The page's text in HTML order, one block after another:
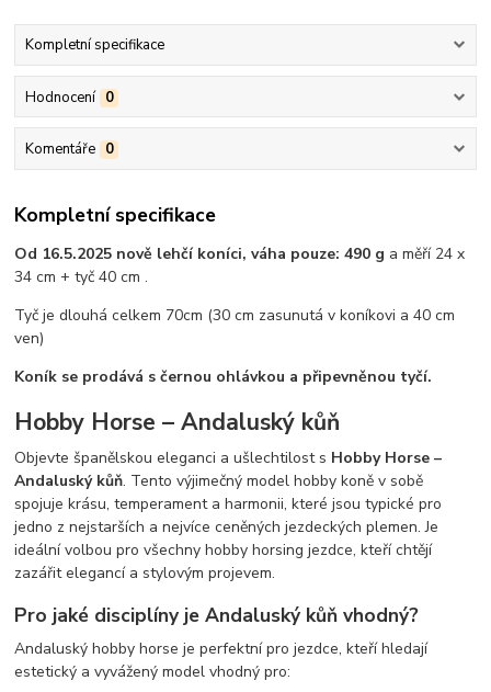
Kompletní specifikace
Hodnocení 0
Komentáře 0
Kompletní specifikace
Od 16.5.2025 nově lehčí koníci, váha pouze: 490 g a měří 24 x
34 cm + tyč 40 cm .
Tyč je dlouhá celkem 70cm (30 cm zasunutá v koníkovi a 40 cm
ven)
Koník se prodává s černou ohlávkou a připevněnou tyčí.
Hobby Horse – Andaluský kůň
Objevte španělskou eleganci a ušlechtilost s Hobby Horse –
Andaluský kůň. Tento výjimečný model hobby koně v sobě
spojuje krásu, temperament a harmonii, které jsou typické pro
jedno z nejstarších a nejvíce ceněných jezdeckých plemen. Je
ideální volbou pro všechny hobby horsing jezdce, kteří chtějí
zazářit elegancí a stylovým projevem.
Pro jaké disciplíny je Andaluský kůň vhodný?
Andaluský hobby horse je perfektní pro jezdce, kteří hledají
estetický a vyvážený model vhodný pro: